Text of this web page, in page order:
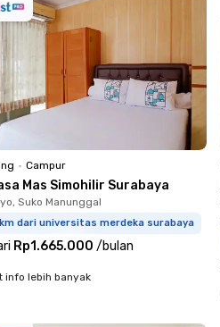
• Campur
Mas Simohilir Surabaya
Suko Manunggal
dari universitas merdeka surabaya
Rp1.665.000 /bulan
info lebih banyak